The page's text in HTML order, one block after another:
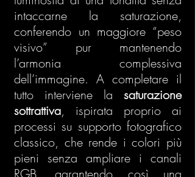
intaccarne la saturazione,
conferendo un maggiore “peso
visivo” pur mantenendo
l’armonia complessiva
dell’immagine. A completare il
tutto interviene la saturazione
sottrattiva, ispirata proprio ai
processi su supporto fotografico
classico, che rende i colori più
pieni senza ampliare i canali
RGB, garantendo così una